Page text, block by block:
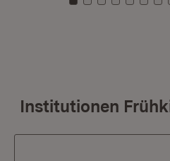
Zu Kachel: 0
Zu Kachel: 1
Zu Kachel:
ZuZuZu
Institutionen